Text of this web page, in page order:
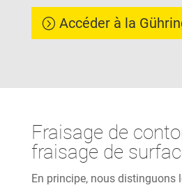
Accéder à la
Fraisage de
fraisage de
En principe, nous distinguons